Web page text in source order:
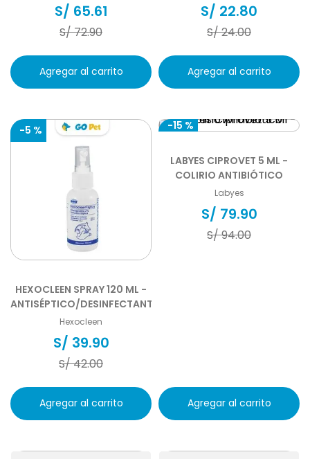
S/ 65.61
S/72.90
Agregar al carrito
S/ 22.80
S/24.00
Agregar al carrito
-5 %
HEXOCLEEN SPRAY 120 ML -
ANTISÉPTICO/DESINFECTANTE
Hexocleen
S/ 39.90
S/42.00
Agregar al carrito
-15 %
LABYES CIPROVET 5 ML -
COLIRIO ANTIBIÓTICO
Labyes
S/ 79.90
S/94.00
Agregar al carrito